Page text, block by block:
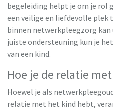
begeleiding helpt je om je rol
een veilige en liefdevolle plek
binnen netwerkpleegzorg kan
juiste ondersteuning kun je
van een kind.
Hoe je de relatie
Hoewel je als
relatie met het kind hebt,